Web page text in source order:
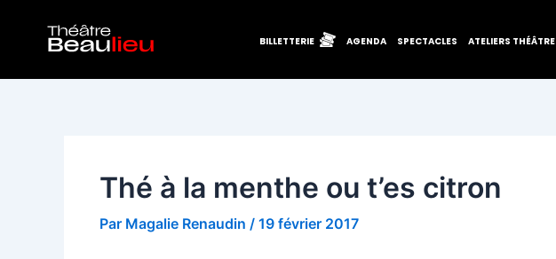
contenu
BILLETTERIE AGENDA SPECTACLES ATELIERS THÉÂTRE
Thé à la menthe ou t’es citron
Par Magalie Renaudin / 19 février 2017
des
articles